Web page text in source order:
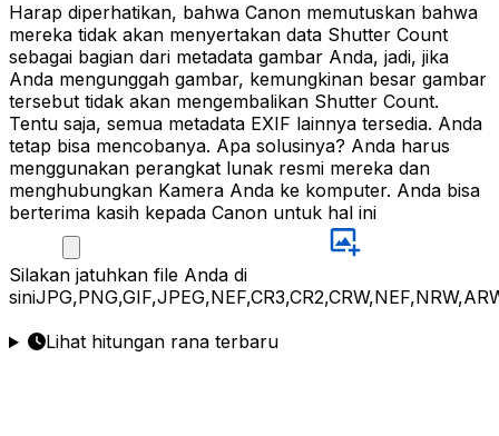
Harap diperhatikan, bahwa Canon memutuskan bahwa
mereka tidak akan menyertakan data Shutter Count
sebagai bagian dari metadata gambar Anda, jadi, jika
Anda mengunggah gambar, kemungkinan besar gambar
tersebut tidak akan mengembalikan Shutter Count.
Tentu saja, semua metadata EXIF lainnya tersedia. Anda
tetap bisa mencobanya. Apa solusinya? Anda harus
menggunakan perangkat lunak resmi mereka dan
menghubungkan Kamera Anda ke komputer. Anda bisa
berterima kasih kepada Canon untuk hal ini
Silakan jatuhkan file Anda di
sini
Lihat hitungan rana terbaru